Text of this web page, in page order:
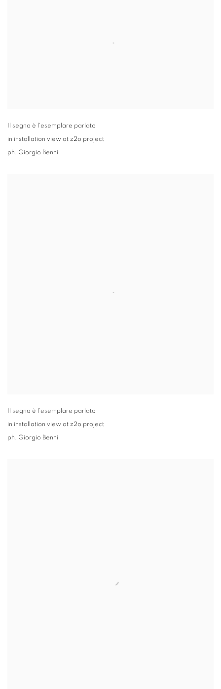
Il segno è l'esemplare parlato
in installation view at z2o project
ph. Giorgio Benni
Il segno è l'esemplare parlato
in installation view at z2o project
ph. Giorgio Benni